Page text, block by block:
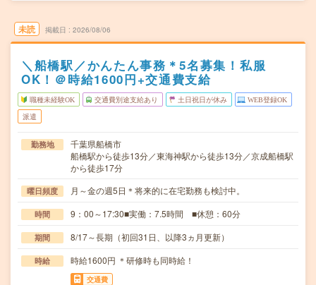
未読 掲載日 2026/08/06
＼船橋駅／かんたん事務＊5名募集！私服
OK！＠時給1600円+交通費支給
職種未経験OK 交通費別途支給あり 土日祝日が休み WEB登録OK
派遣
勤務地
千葉県船橋市
船橋駅から徒歩13分／東海神駅から徒歩13分／京成船橋駅
から徒歩17分
曜日頻度 月～金の週5日＊将来的に在宅勤務も検討中。
時間 9：00～17:30■実働：7.5時間 ■休憩：60分
期間 8/17～長期（初回31日、以降3ヵ月更新）
時給 時給1600円 ＊研修時も同時給！
交通費